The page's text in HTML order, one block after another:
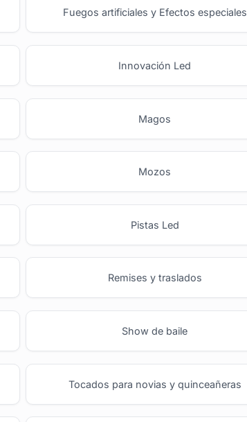
Fuegos artificiales y Efectos especiales
Innovación Led
Magos
Mozos
Pistas Led
Remises y traslados
Show de baile
Tocados para novias y quinceañeras